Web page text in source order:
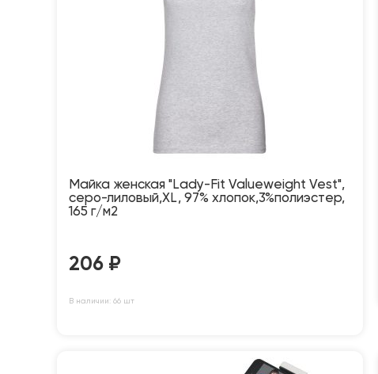
Майка женская "Lady-Fit Valueweight Vest",
серо-лиловый,XL, 97% хлопок,3%полиэстер,
165 г/м2
206 ₽
В наличии: 66 шт